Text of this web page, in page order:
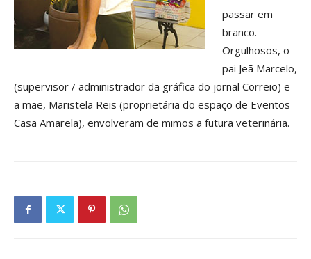
passar em
branco.
Orgulhosos, o
pai Jeã Marcelo,
(supervisor / administrador da gráfica do jornal Correio) e
a mãe, Maristela Reis (proprietária do espaço de Eventos
Casa Amarela), envolveram de mimos a futura veterinária.